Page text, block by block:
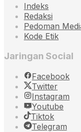
Indeks
Redaksi
Pedoman
Kode Etik
Jaringan Social
Facebook
Twitter
Instagram
Youtube
Tiktok
Telegram